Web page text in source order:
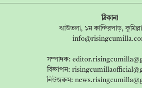
ঠিকানা
ঝাউতলা, ১ম কান্দিরপাড়,
সম্পাদক:
বিজ্ঞাপন:
নিউজরুম: